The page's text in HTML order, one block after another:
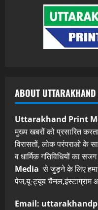
ABOUT
Uttarakhand Print
मुख्य खबरों को प्रसारित
विरासतों, लोक परंपराओ के
व धार्मिक गतिविधियों का
Media से जुड़ने के लिए
पेज,यू-ट्यूब चैनल,इंस्टाग्राम
Email: